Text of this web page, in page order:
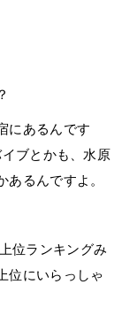
にあるんです
ブとかも、水原
るんですよ。
位ランキングみ
位にいらっしゃ